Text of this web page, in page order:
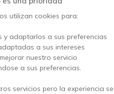
AHORRA 19,00 €
35,95 € - 43,50 € Iva incl.
Cantidad
utilizan cookies para:
y adaptarlos a sus preferencias
a sus intereses
nuestro servicio
a sus preferencias.
servicios pero la experiencia